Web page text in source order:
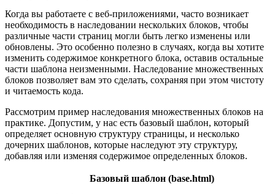
Когда вы работаете с веб-приложениями, часто возникает
необходимость в наследовании нескольких блоков, чтобы
различные части страниц могли быть легко изменены или
обновлены. Это особенно полезно в случаях, когда вы хотите
изменить содержимое конкретного блока, оставив остальные
части шаблона неизменными. Наследование множественных
блоков позволяет вам это сделать, сохраняя при этом чистоту
и читаемость кода.
Рассмотрим пример наследования множественных блоков на
практике. Допустим, у нас есть базовый шаблон, который
определяет основную структуру страницы, и несколько
дочерних шаблонов, которые наследуют эту структуру,
добавляя или изменяя содержимое определенных блоков.
Базовый шаблон (base.html)